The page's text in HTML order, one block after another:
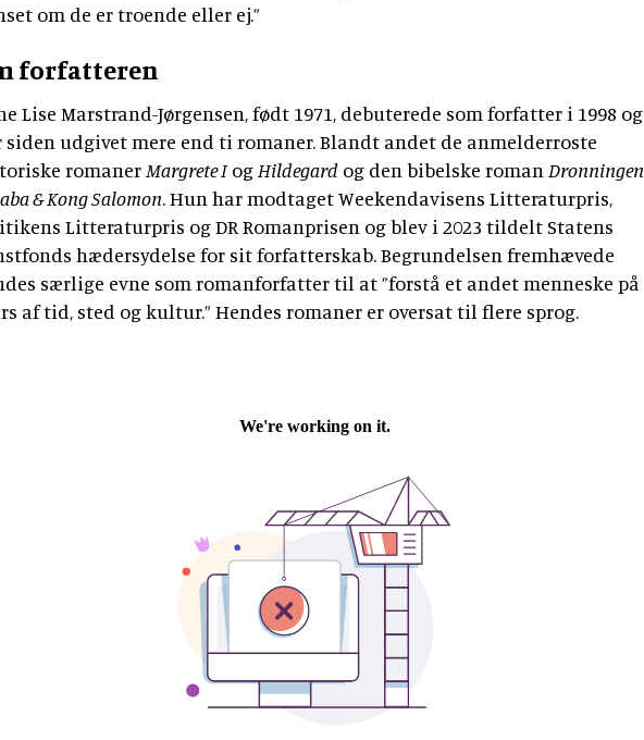
om de er troende eller ej.”
forfatteren
Lise Marstrand-Jørgensen, født 1971, debuterede som forfatter i 1998 og
siden udgivet mere end ti romaner. Blandt andet de anmelderroste
romaner Margrete Iog Hildegardog den bibelske roman Dronningen
& Kong Salomon. Hun har modtaget Weekendavisens Litteraturpris,
Litteraturpris og DR Romanprisen og blev i 2023 tildelt Statens
hædersydelse for sit forfatterskab. Begrundelsen fremhævede
særlige evne som romanforfatter til at ”forstå et andet menneske på
af tid, sted og kultur.” Hendes romaner er oversat til flere sprog.